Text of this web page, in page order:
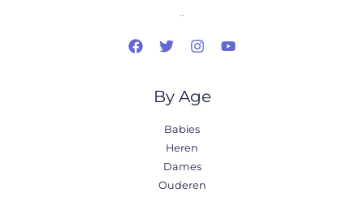
..
By Age
Babies
Heren
Dames
Ouderen